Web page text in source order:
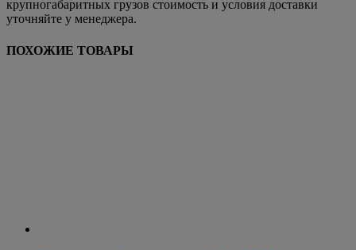
крупногабаритных грузов стоимость и условия доставки
уточняйте у менеджера.
ПОХОЖИЕ ТОВАРЫ